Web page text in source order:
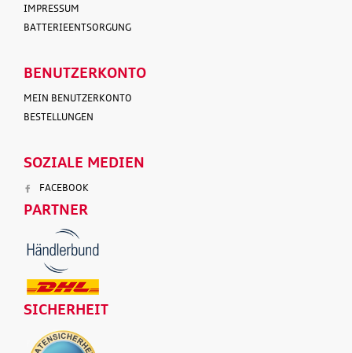
IMPRESSUM
BATTERIEENTSORGUNG
BENUTZERKONTO
MEIN BENUTZERKONTO
BESTELLUNGEN
SOZIALE MEDIEN
FACEBOOK
PARTNER
SICHERHEIT